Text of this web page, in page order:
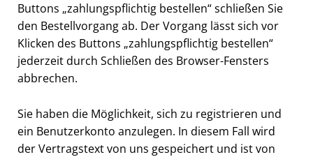
Buttons „zahlungspflichtig bestellen“ schließen Sie
den Bestellvorgang ab. Der Vorgang lässt sich vor
Klicken des Buttons „zahlungspflichtig bestellen“
jederzeit durch Schließen des Browser-Fensters
abbrechen.
Sie haben die Möglichkeit, sich zu registrieren und
ein Benutzerkonto anzulegen. In diesem Fall wird
der Vertragstext von uns gespeichert und ist von